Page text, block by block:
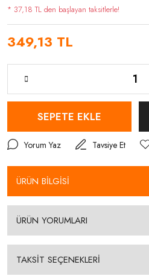
* 37,18 TL den başlayan taksitlerle!
349,13 TL
SEPETE EKLE
Yorum Yaz Tavsiye Et
ÜRÜN BİLGİSİ
ÜRÜN YORUMLARI
TAKSİT SEÇENEKLERİ